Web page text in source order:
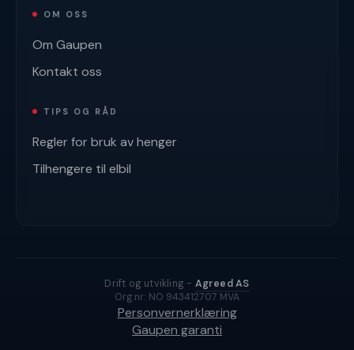
OM OSS
Om Gaupen
Kontakt oss
TIPS OG RÅD
Regler for bruk av henger
Tilhengere til elbil
Drift og utvikling - Agreed AS
Org.nr: NO 943412707 MVA
Personvernerklæring
Gaupen garanti